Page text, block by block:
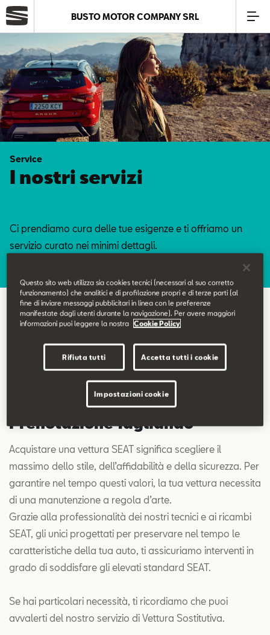
Azienda
Modelli
Offerte
Service
Configuratore
BUSTO MOTOR COMPANY SRL
Service
I nostri servizi
Ci prendiamo cura delle tue esigenze e ti offriamo un
servizio curato nei minimi dettagli.
Prenotazione Tagliando
Prenotazione Tagliando
Acquistare una vettura SEAT significa scegliere il
massimo dello stile, dell’affidabilità e della sicurezza. Per
garantire nel tempo questi valori, la tua vettura necessita
di una manutenzione a regola d’arte.
Grazie alla professionalità dei nostri tecnici e ai ricambi
SEAT, gli unici progettati per preservare nel tempo le
caratteristiche della tua auto, ti assicuriamo interventi in
grado di soddisfare gli elevati standard SEAT.
Se hai particolari necessità, ti ricordiamo che puoi
avvalerti del nostro servizio di Vettura Sostitutiva.
Questo sito web utilizza sia cookies tecnici (necessari al suo corretto
funzionamento) che analitici e di profilazione propri e di terze parti (al
fine di inviare messaggi pubblicitari in linea con le preferenze
manifestate dagli utenti durante la navigazione). Per avere maggiori
informazioni puoi leggere la nostra
Cookie Policy
Rifiuta tutti Accetta tutti i cookie
Impostazioni cookie